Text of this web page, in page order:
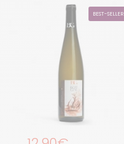
BEST-SELLER